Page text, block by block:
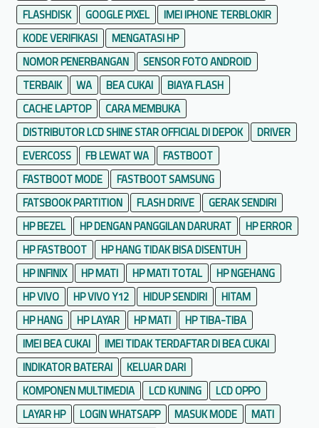
FLASHDISK
GOOGLE PIXEL
IMEI IPHONE TERBLOKIR
KODE VERIFIKASI
MENGATASI HP
NOMOR PENERBANGAN
SENSOR FOTO ANDROID
TERBAIK
WA BEA CUKAI
BIAYA FLASH
CACHE LAPTOP
CARA MEMBUKA
DISTRIBUTOR LCD SHINE STAR OFFICIAL DI DEPOK
DRIVER
EVERCOSS
FB LEWAT WA
FASTBOOT
FASTBOOT MODE
FASTBOOT SAMSUNG
FATSBOOK PARTITION
FLASH DRIVE
GERAK SENDIRI
HP BEZEL
HP DENGAN PANGGILAN DARURAT
HP ERROR
HP FASTBOOT
HP HANG TIDAK BISA DISENTUH
HP INFINIX
HP MATI HP MATI TOTAL
HP NGEHANG
HP VIVO
HP VIVO Y12 HIDUP SENDIRI
HITAM
HP HANG
HP LAYAR HP MATI
HP TIBA-TIBA
IMEI BEA CUKAI
IMEI TIDAK TERDAFTAR DI BEA CUKAI
INDIKATOR BATERAI
KELUAR DARI
KOMPONEN MULTIMEDIA
LCD KUNING
LCD OPPO
LAYAR HP
LOGIN WHATSAPP MASUK MODE
MATI